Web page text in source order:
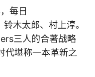
每日
木太郎、村上淳。
三人的合著战略
代堪称一本革新之